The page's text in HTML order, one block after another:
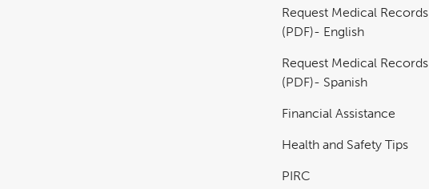
Request Medical Records
(PDF)- English
Request Medical Records
(PDF)- Spanish
Financial Assistance
Health and Safety Tips
PIRC